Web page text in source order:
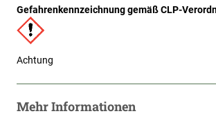
Gefahrenkennzeichnung gemäß CLP-
Achtung
Mehr Informationen